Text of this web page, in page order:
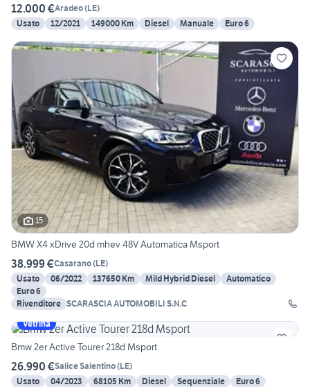
12.000 €Aradeo(LE)
Usato
12/2021 149000 Km Diesel Manuale Euro 6
15
BMW X4 xDrive 20d mhev 48V Automatica Msport
38.999 €Casarano(LE)
Usato
06/2022 137650 Km Mild Hybrid Diesel
Automatico
Euro 6
Rivenditore SCARASCIA AUTOMOBILI S.N.C
Vetrina
Bmw 2er Active Tourer 218d Msport
26.990 €Salice Salentino(LE)
Usato
04/2023 68105 Km Diesel Sequenziale
Euro 6